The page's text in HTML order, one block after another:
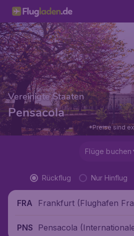
Vereinigte Staaten
Pensacola
*Preise sind
Flüge buchen
Rückflug Nur Hinflug
FRA
Frankfurt (Flughafen
PNS Pensacola